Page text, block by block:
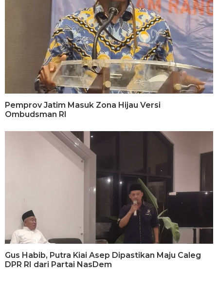
Pemprov Jatim Masuk Zona Hijau Versi
Ombudsman RI
Gus Habib, Putra Kiai Asep Dipastikan Maju Caleg
DPR RI dari Partai NasDem